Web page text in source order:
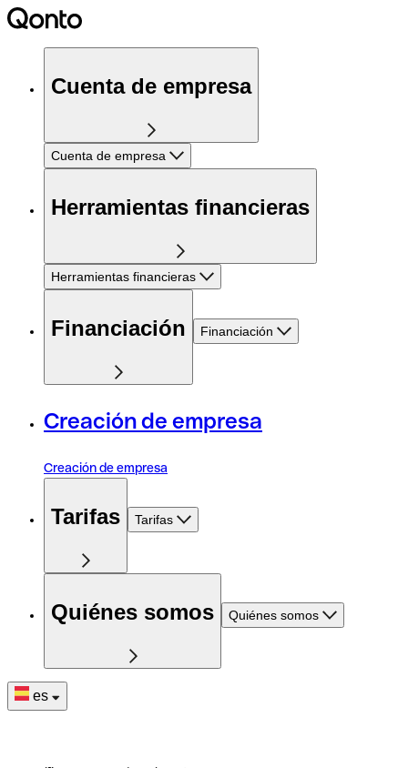
Cuenta de empresa
Cuenta de empresa
Herramientas financieras
Herramientas financieras
Financiación Financiación
Creación de empresa
Creación de empresa
Tarifas Tarifas
Quiénes somos Quiénes somos
es